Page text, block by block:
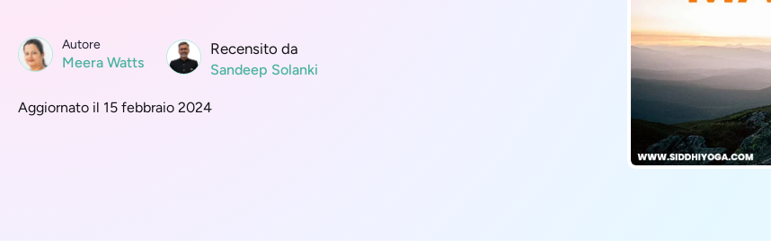
Autore
Meera Watts
Recensito da
Sandeep Solanki
Aggiornato il 15 febbraio 2024